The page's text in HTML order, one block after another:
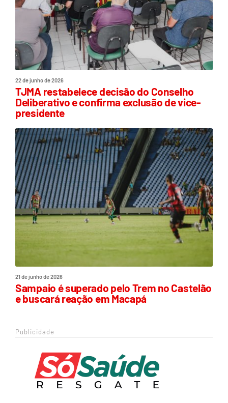
22 de junho de 2026
TJMA restabelece decisão do Conselho
Deliberativo e confirma exclusão de vice-
presidente
21 de junho de 2026
Sampaio é superado pelo Trem no Castelão
e buscará reação em Macapá
Publicidade